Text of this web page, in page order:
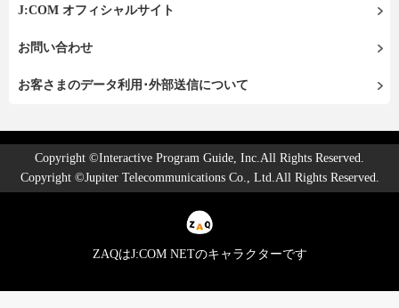
J:COM オフィシャルサイト
お問い合わせ
お客さまのデータ利用･外部送信について
Copyright ©Interactive Program Guide, Inc.All Rights Reserved.
Copyright ©Jupiter Telecommunications Co., Ltd.All Rights Reserved.
ZAQはJ:COM NETのキャラクターです